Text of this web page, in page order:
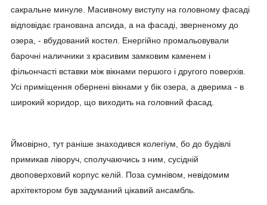
сакральне минуле. Масивному виступу на головному фасаді
відповідає гранована апсида, а на фасаді, зверненому до
озера, - вбудований костел. Енергійно промальовували
барочні наличники з красивим замковим каменем і
фільончасті вставки між вікнами першого і другого поверхів.
Усі приміщення обернені вікнами у бік озера, а дверима - в
широкий коридор, що виходить на головний фасад.
Ймовірно, тут раніше знаходився колегіум, бо до будівлі
примикав ліворуч, сполучаючись з ним, сусідній
двоповерховий корпус келій. Поза сумнівом, невідомим
архітектором був задуманий цікавий ансамбль.